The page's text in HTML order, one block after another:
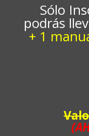
Sólo
podrás
+ 1